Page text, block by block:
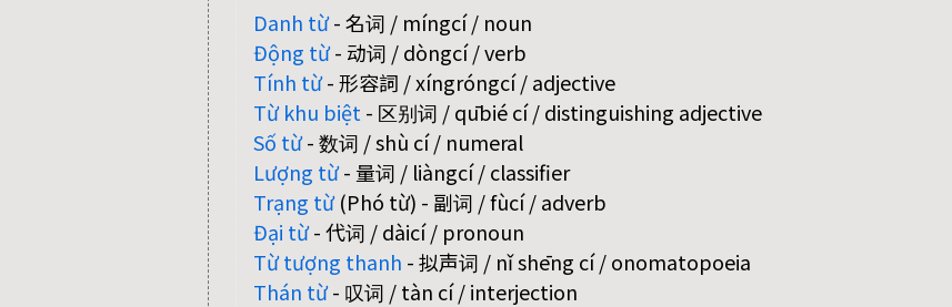
Danh từ- 名词 / míngcí / noun
Động từ- 动词 / dòngcí / verb
Tính từ- 形容詞 / xíngróngcí / adjective
Từ khu biệt - 区别词 / qūbié cí / distinguishing adjective
Số từ- 数词 / shù cí / numeral
Lượng từ- 量词 / liàngcí / classifier
Trạng từ(Phó từ) - 副词 / fùcí / adverb
Đại từ- 代词 / dàicí / pronoun
Từ tượng thanh - 拟声词 / nǐ shēng cí / onomatopoeia
Thán từ- 叹词 / tàn cí / interjection